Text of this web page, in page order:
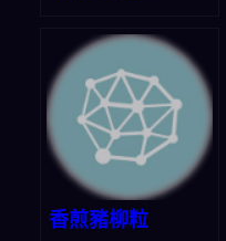
香煎豬柳粒